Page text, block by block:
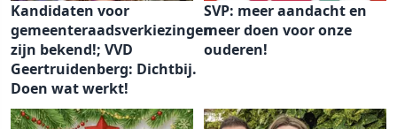
Kandidaten voor
gemeenteraadsverkiezingen
zijn bekend!; VVD
Geertruidenberg: Dichtbij.
Doen wat werkt!
SVP: meer aandacht en
meer doen voor onze
ouderen!